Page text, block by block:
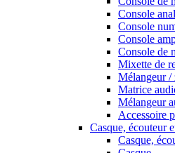
Console
Console
Console
Console de
Mixette de
Mélangeur /
Matrice
Mélangeur
Accessoire
Casque, écouteur
Casque,